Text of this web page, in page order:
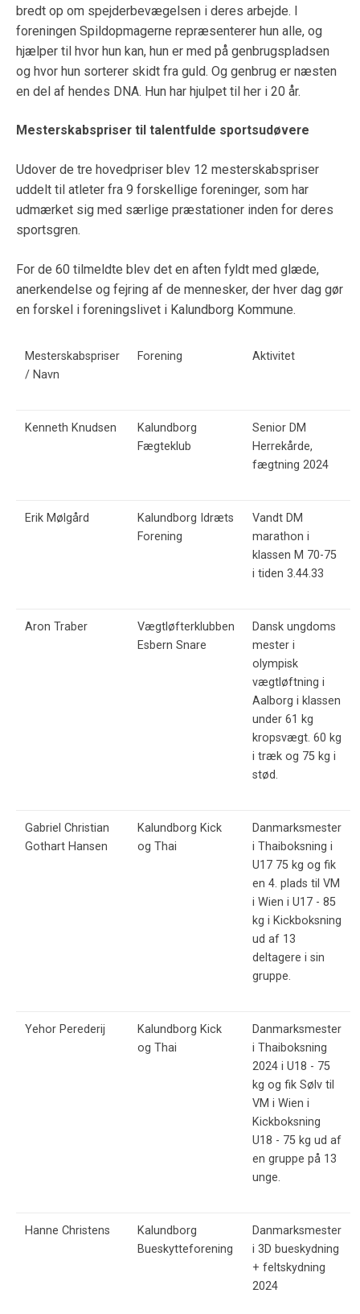
bredt op om spejderbevægelsen i deres arbejde. I
foreningen Spildopmagerne repræsenterer hun alle, og
hjælper til hvor hun kan, hun er med på genbrugspladsen
og hvor hun sorterer skidt fra guld. Og genbrug er næsten
en del af hendes DNA. Hun har hjulpet til her i 20 år.
Mesterskabspriser til talentfulde sportsudøvere
Udover de tre hovedpriser blev 12 mesterskabspriser
uddelt til atleter fra 9 forskellige foreninger, som har
udmærket sig med særlige præstationer inden for deres
sportsgren.
For de 60 tilmeldte blev det en aften fyldt med glæde,
anerkendelse og fejring af de mennesker, der hver dag gør
en forskel i foreningslivet i Kalundborg Kommune.
Mesterskabspriser
/ Navn
Forening Aktivitet
Kenneth Knudsen
Kalundborg
Fægteklub
Senior DM
Herrekårde,
fægtning 2024
Erik Mølgård
Kalundborg Idræts
Forening
Vandt DM
marathon i
klassen M 70-75
i tiden 3.44.33
Aron Traber
Vægtløfterklubben
Esbern Snare
Dansk ungdoms
mester i
olympisk
vægtløftning i
Aalborg i klassen
under 61 kg
kropsvægt. 60 kg
i træk og 75 kg i
stød.
Gabriel Christian
Gothart Hansen
Kalundborg Kick
og Thai
Danmarksmester
i Thaiboksning i
U17 75 kg og fik
en 4. plads til VM
i Wien i U17 - 85
kg i Kickboksning
ud af 13
deltagere i sin
gruppe.
Yehor Perederij
Kalundborg Kick
og Thai
Danmarksmester
i Thaiboksning
2024 i U18 - 75
kg og fik Sølv til
VM i Wien i
Kickboksning
U18 - 75 kg ud af
en gruppe på 13
unge.
Hanne Christens
Kalundborg
Bueskytteforening
Danmarksmester
i 3D bueskydning
+ feltskydning
2024